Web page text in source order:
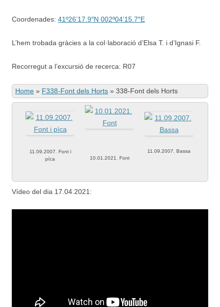
Coordenades: 41º26’17.9″N 002º04’15.7″E
L’hem trobada gràcies a la col·laboració d’Elsa T. i d’Ignasi F.
Recorregut a l’excursió de recerca: R07
Home » F338-Font dels Horts » 338-Font dels Horts
11.09.2007. Font i
pìca
10.01.2021. Font
11.09.2007. Bassa
Vídeo del dia 17.04.2021: